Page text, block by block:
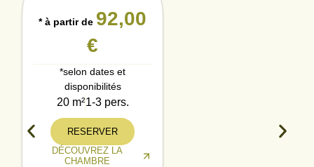
* à partir de 92,00
€
*selon dates et
disponibilités
20 m²1-3 pers.
RESERVER
DÉCOUVREZ LA
CHAMBRE